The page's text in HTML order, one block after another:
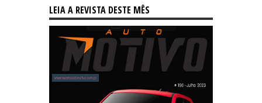
LEIA A REVISTA DESTE MÊS